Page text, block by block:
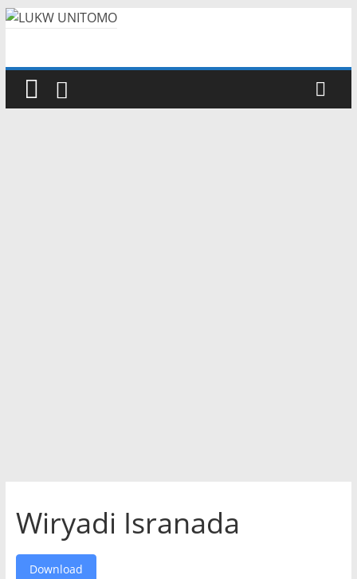
Wiryadi Isranada
Download